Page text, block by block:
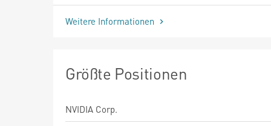
Weitere Informationen
Größte Positionen
NVIDIA Corp.